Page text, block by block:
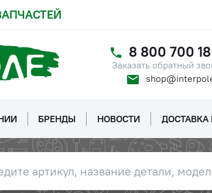
8 800 700 18
Заказать обратный
БРЕНДЫ НОВОСТИ ДОСТАВКА